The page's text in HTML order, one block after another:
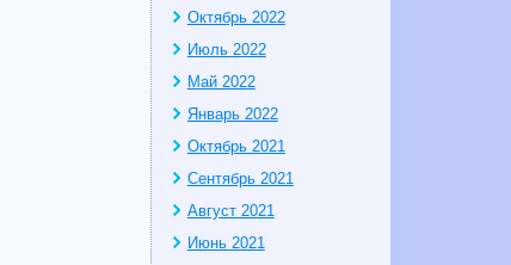
Октябрь 2022
Июль 2022
Май 2022
Январь 2022
Октябрь 2021
Сентябрь 2021
Август 2021
Июнь 2021